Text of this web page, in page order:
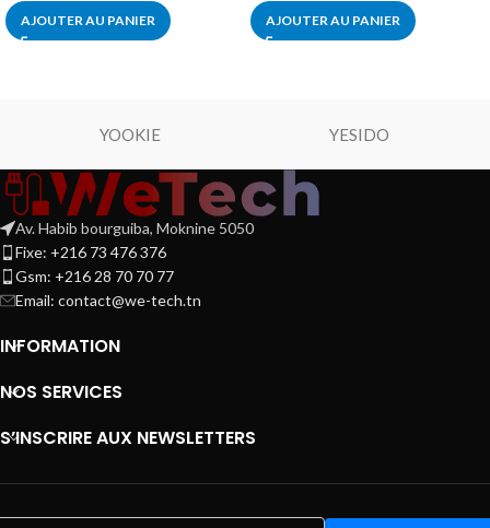
AJOUTER AU PANIER AJOUTER AU PANIER
YOOKIE YESIDO
Av. Habib bourguiba, Moknine 5050
Fixe: +216 73 476 376
Gsm: +216 28 70 70 77
Email: contact@we-tech.tn
INFORMATION
NOS SERVICES
S’INSCRIRE AUX NEWSLETTERS